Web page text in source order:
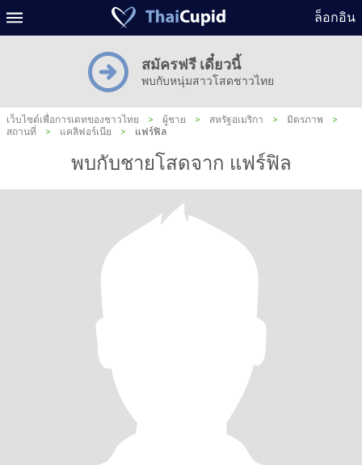
ล็อกอิน
สมัครฟรี เดี๋ยวนี้
พบกับหนุ่มสาวโสดชาวไทย
เว็บไซต์เพื่อการเดทของชาวไทย > ผู้ชาย > สหรัฐอเมริกา > มิตรภาพ
>
สถานที่
> แคลิฟอร์เนีย > แฟร์ฟิล
พบกับชายโสดจาก แฟร์ฟิล